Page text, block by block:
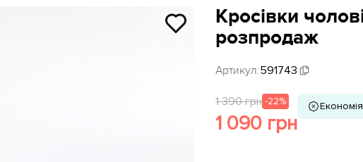
Кросівки
розпродаж
Артикул:591743
1 390 грн -22%
1 090 грн
Економія